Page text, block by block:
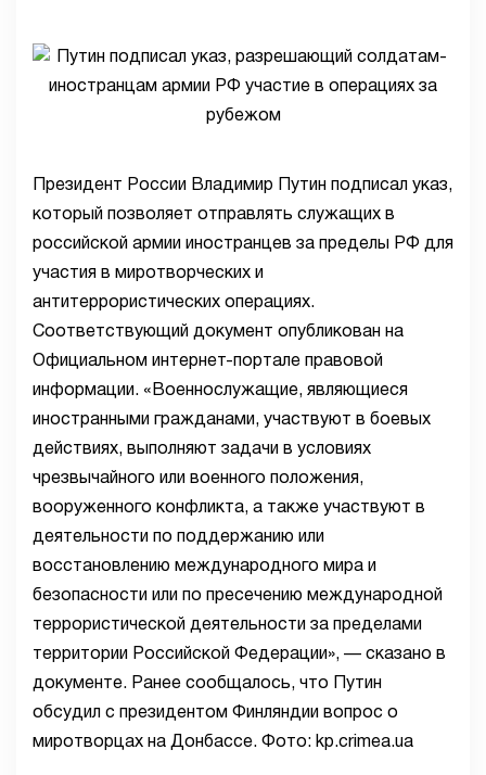
Президент России Владимир Путин подписал указ,
который позволяет отправлять служащих в
российской армии иностранцев за пределы РФ для
участия в миротворческих и
антитеррористических операциях.
Соответствующий документ опубликован на
Официальном интернет-портале правовой
информации. «Военнослужащие, являющиеся
иностранными гражданами, участвуют в боевых
действиях, выполняют задачи в условиях
чрезвычайного или военного положения,
вооруженного конфликта, а также участвуют в
деятельности по поддержанию или
восстановлению международного мира и
безопасности или по пресечению международной
террористической деятельности за пределами
территории Российской Федерации», — сказано в
документе. Ранее сообщалось, что Путин
обсудил с президентом Финляндии вопрос о
миротворцах на Донбассе. Фото: kp.crimea.ua